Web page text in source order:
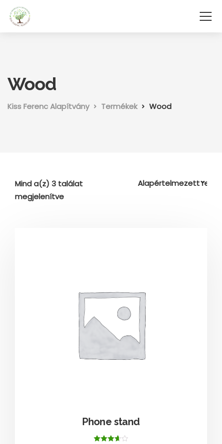
Wood
Kiss Ferenc Alapítvány Termékek Wood
Mind a(z) 3 találat
megjelenítve
Phone stand